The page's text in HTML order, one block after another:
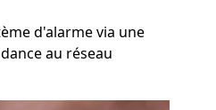
d'alarme via une
au réseau